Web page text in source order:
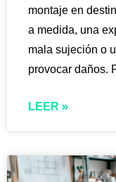
montaje en
a medida, una
mala sujeción o
provocar daños.
LEER »